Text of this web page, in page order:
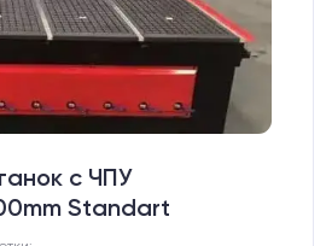
с ЧПУ
Standart